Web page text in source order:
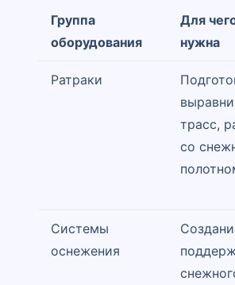
Группа
оборудования
Для
нужна
Ратраки
трасс,
со
Системы
оснежения